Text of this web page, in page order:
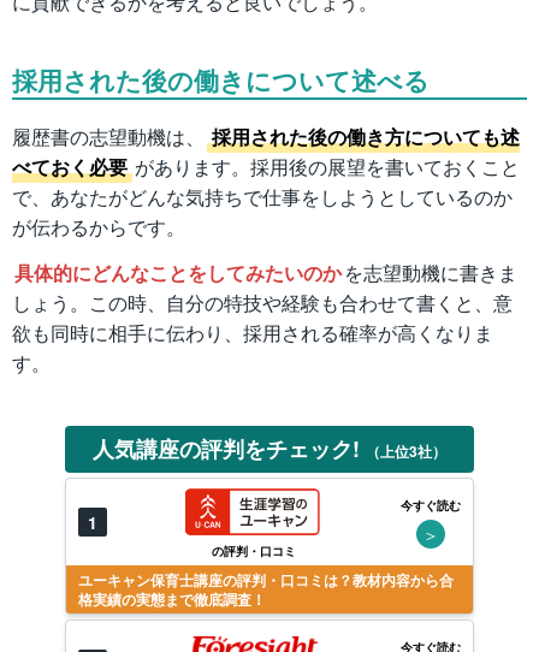
採用された後の働きについて述べる
履歴書の志望動機は、
採用された後の働き方についても述
べておく必要 があります。採用後の展望を書いておくこと
で、あなたがどんな気持ちで仕事をしようとしているのか
が伝わるからです。
具体的にどんなことをしてみたいのかを志望動機に書きま
しょう。この時、自分の特技や経験も合わせて書くと、意
欲も同時に相手に伝わり、採用される確率が高くなりま
す。
人気講座の評判をチェック! （上位3社）
1
の評判・口コミ
今すぐ読む
＞
ユーキャン保育士講座の評判・口コミは？教材内容から合
格実績の実態まで徹底調査！
今すぐ読む